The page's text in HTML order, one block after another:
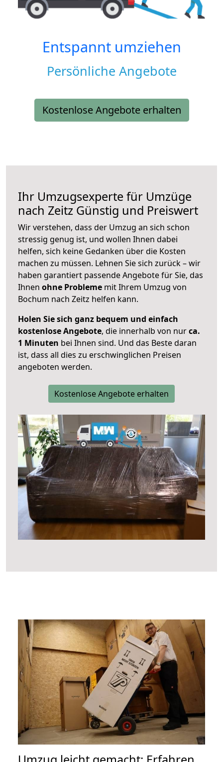
Entspannt umziehen
Persönliche Angebote
Kostenlose Angebote erhalten
Ihr Umzugsexperte für Umzüge
nach Zeitz Günstig und Preiswert
Wir verstehen, dass der Umzug an sich schon
stressig genug ist, und wollen Ihnen dabei
helfen, sich keine Gedanken über die Kosten
machen zu müssen. Lehnen Sie sich zurück – wir
haben garantiert passende Angebote für Sie, das
Ihnen ohne Probleme mit Ihrem Umzug von
Bochum nach Zeitz helfen kann.
Holen Sie sich ganz bequem und einfach
kostenlose Angebote, die innerhalb von nurca.
1 Minuten bei Ihnen sind. Und das Beste daran
ist, dass all dies zu erschwinglichen Preisen
angeboten werden.
Kostenlose Angebote erhalten